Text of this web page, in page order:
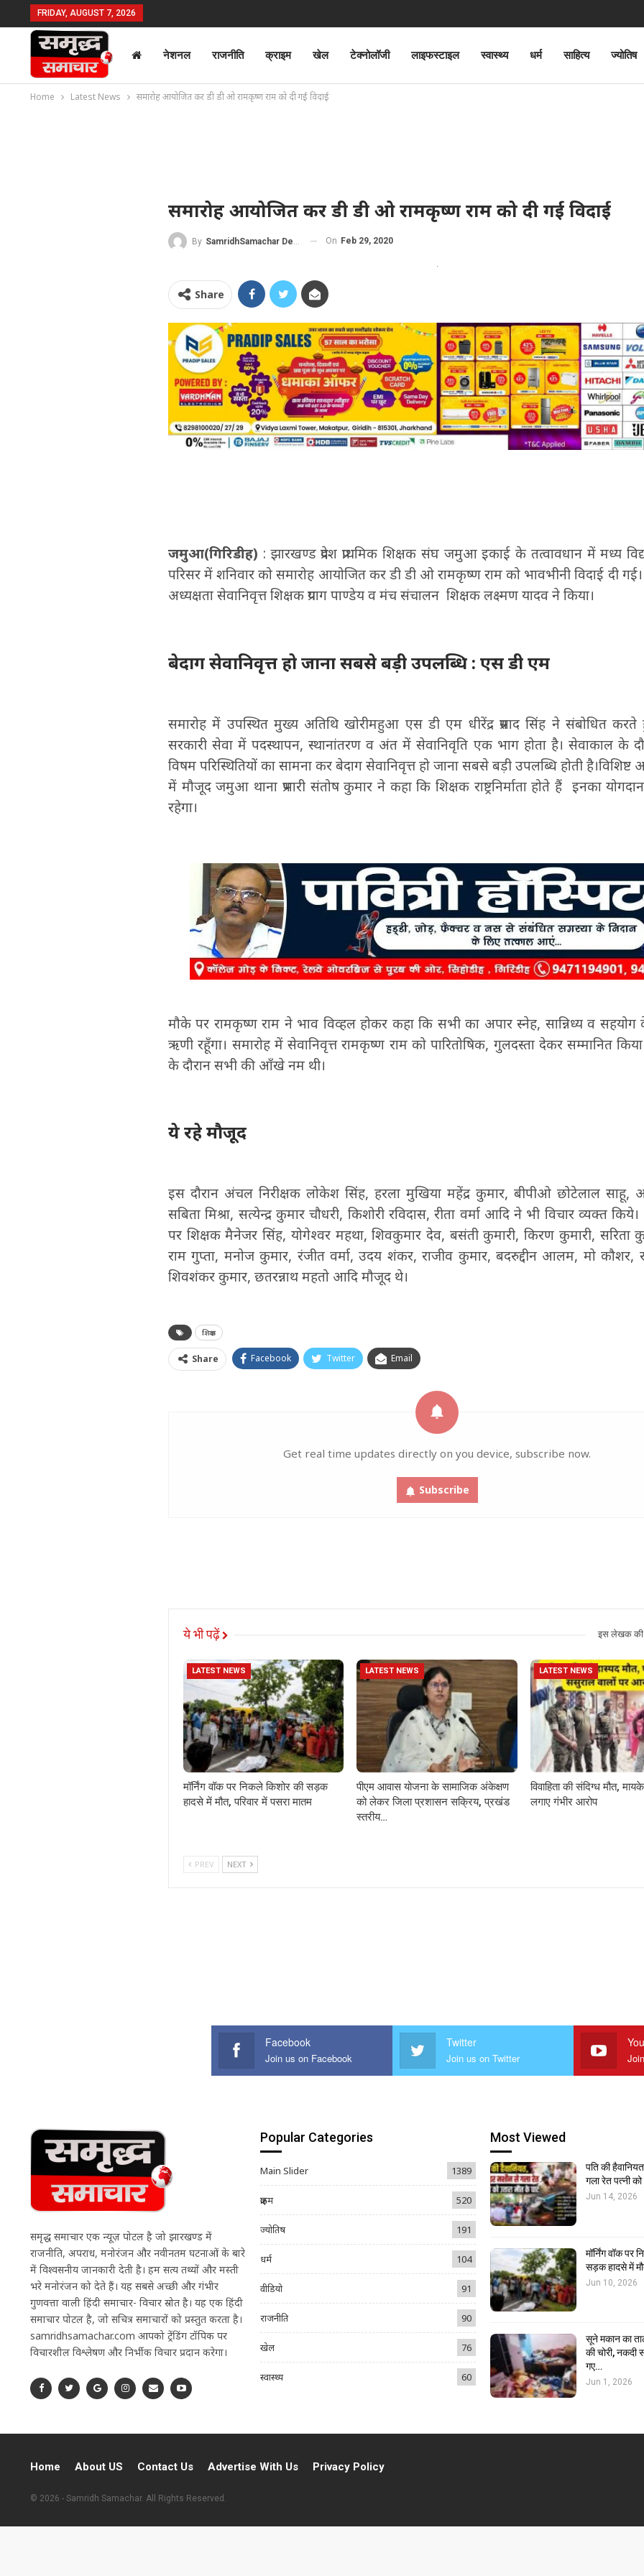
FRIDAY, AUGUST 7, 2026
नेशनल राजनीति क्राइम खेल टेक्नोलॉजी लाइफस्टाइल स्वास्थ्य धर्म साहित्य ज्योतिष
Home Latest News समारोह आयोजित कर डी डी ओ रामकृष्ण राम को दी गई विदाई
समारोह आयोजित कर डी डी ओ रामकृष्ण राम को दी गई विदाई
By SamridhSamachar Desk On Feb 29, 2020
Share
जमुआ(गिरिडीह) : झारखण्ड प्रदेश प्राथमिक शिक्षक संघ जमुआ इकाई के तत्वावधान में मध्य
परिसर में शनिवार को समारोह आयोजित कर डी डी ओ रामकृष्ण राम को भावभीनी विदाई दी
अध्यक्षता सेवानिवृत्त शिक्षक प्रयाग पाण्डेय व मंच संचालन शिक्षक लक्ष्मण यादव ने किया।
बेदाग सेवानिवृत्त हो जाना सबसे बड़ी उपलब्धि : एस डी एम
समारोह में उपस्थित मुख्य अतिथि खोरीमहुआ एस डी एम धीरेंद्र प्रसाद सिंह ने संबोधित
सरकारी सेवा में पदस्थापन, स्थानांतरण व अंत में सेवानिवृति एक भाग होता है। सेवाकाल के
विषम परिस्थितियों का सामना कर बेदाग सेवानिवृत्त हो जाना सबसे बड़ी उपलब्धि होती
में मौजूद जमुआ थाना प्रभारी संतोष कुमार ने कहा कि शिक्षक राष्ट्रनिर्माता होते हैं इनका
रहेगा।
मौके पर रामकृष्ण राम ने भाव विव्हल होकर कहा कि सभी का अपार स्नेह, सान्निध्य व
ऋणी रहूँगा। समारोह में सेवानिवृत्त रामकृष्ण राम को पारितोषिक, गुलदस्ता देकर सम्मानित किया
के दौरान सभी की आँखे नम थी।
ये रहे मौजूद
इस दौरान अंचल निरीक्षक लोकेश सिंह, हरला मुखिया महेंद्र कुमार, बीपीओ छोटेलाल साहू,
सबिता मिश्रा, सत्येन्द्र कुमार चौधरी, किशोरी रविदास, रीता वर्मा आदि ने भी विचार व्यक्त
पर शिक्षक मैनेजर सिंह, योगेश्वर महथा, शिवकुमार देव, बसंती कुमारी, किरण कुमारी, सरिता
राम गुप्ता, मनोज कुमार, रंजीत वर्मा, उदय शंकर, राजीव कुमार, बदरुद्दीन आलम, मो कौशर,
शिवशंकर कुमार, छतरन्नाथ महतो आदि मौजूद थे।
शिक्षक
Share Facebook Twitter Email
Get real time updates directly on you device, subscribe now.
Subscribe
ये भी पढ़ें इस लेखक
LATEST NEWS
मॉर्निंग वॉक पर निकले किशोर की सड़क
हादसे में मौत, परिवार में पसरा मातम
LATEST NEWS
पीएम आवास योजना के सामाजिक अंकेक्षण
को लेकर जिला प्रशासन सक्रिय, प्रखंड
स्तरीय…
LATEST NEWS
विवाहिता की संदिग्ध मौत,
लगाए गंभीर आरोप
PREV NEXT
Facebook
Join us on Facebook
Twitter
Join us on Twitter
समृद्ध समाचार एक न्यूज़ पोर्टल है जो झारखण्ड में
राजनीति, अपराध, मनोरंजन और नवीनतम घटनाओं के बारे
में विश्वसनीय जानकारी देती है। हम सत्य तथ्यों और मस्ती
भरे मनोरंजन को देते हैं। यह सबसे अच्छी और गंभीर
गुणवत्ता वाली हिंदी समाचार- विचार स्रोत है। यह एक हिंदी
समाचार पोर्टल है, जो सचित्र समाचारों को प्रस्तुत करता है।
samridhsamachar.com आपको ट्रेंडिंग टॉपिक पर
विचारशील विश्लेषण और निर्भीक विचार प्रदान करेगा।
Popular Categories
Main Slider 1389
क्राइम 520
ज्योतिष 191
धर्म 104
वीडियो 91
राजनीति 90
खेल 76
स्वास्थ्य 60
Most Viewed
पति की
गला रेत पत्नी
Jun 14, 2026
मॉर्निंग वॉक पर
सड़क हादसे में
Jun 10, 2026
सूने मकान का
की चोरी, नकदी
गए…
Jun 1, 2026
Home About US Contact Us Advertise With Us Privacy Policy
© 2026 - Samridh Samachar. All Rights Reserved.